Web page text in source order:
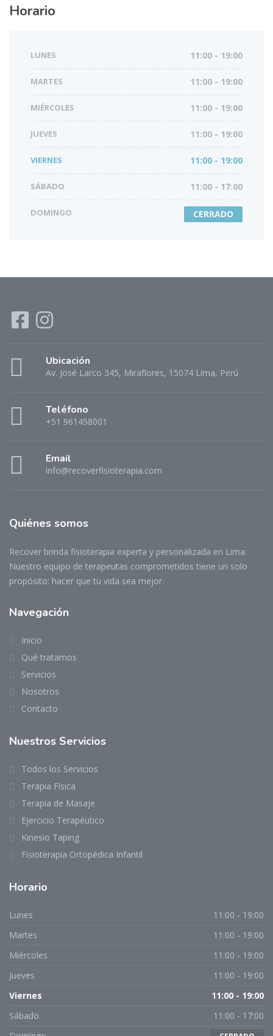
Horario
LUNES 11:00 - 19:00
MARTES 11:00 - 19:00
MIÉRCOLES 11:00 - 19:00
JUEVES 11:00 - 19:00
VIERNES 11:00 - 19:00
SÁBADO 11:00 - 17:00
DOMINGO CERRADO
Ubicación
Av. José Larco 345, Miraflores, 15074 Lima, Perú
Teléfono
+51 961458001
Email
info@recoverfisioterapia.com
Quiénes somos
Recover brinda fisioterapia experta y personalizada en Lima.
Nuestro equipo de terapeutas comprometidos tiene un solo
propósito: hacer que tu vida sea mejor.
Navegación
Inicio
Qué tratamos
Servicios
Nosotros
Contacto
Nuestros Servicios
Todos los Servicios
Terapia Física
Terapia de Masaje
Ejercicio Terapéutico
Kinesio Taping
Fisioterapia Ortopédica Infantil
Horario
Lunes
11:00 - 19:00
Martes
11:00 - 19:00
Miércoles
11:00 - 19:00
Jueves
11:00 - 19:00
Viernes
11:00 - 19:00
Sábado
11:00 - 17:00